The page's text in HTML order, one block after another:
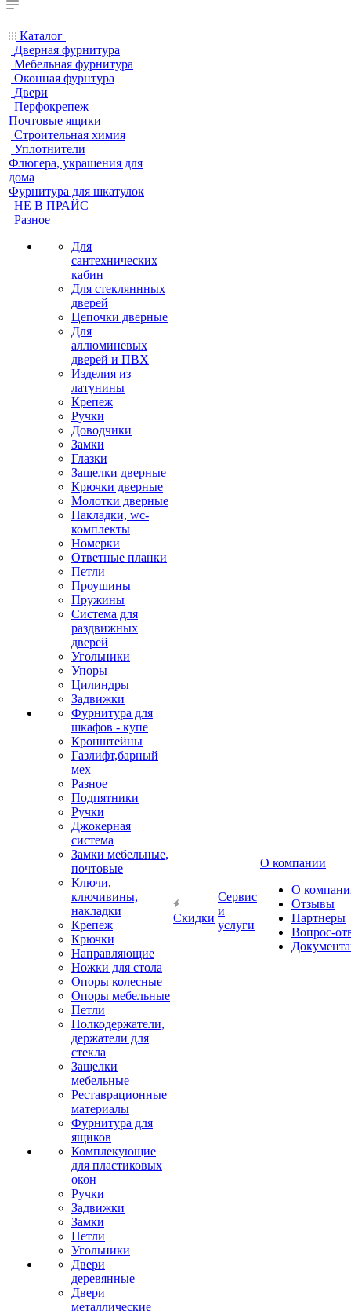
Каталог
Дверная фурнитура
Мебельная фурнитура
Оконная фурнтура
Двери
Перфокрепеж
Почтовые ящики
Строительная химия
Уплотнители
Флюгера, украшения для
дома
Фурнитура для шкатулок
НЕ В ПРАЙС
Разное
Для
сантехнических
кабин
Для стекляннных
дверей
Цепочки дверные
Для
аллюминевых
дверей и ПВХ
Изделия из
латунины
Крепеж
Ручки
Доводчики
Замки
Глазки
Защелки дверные
Крючки дверные
Молотки дверные
Накладки, wc-
комплекты
Номерки
Ответные планки
Петли
Проушины
Пружины
Система для
раздвижных
дверей
Угольники
Упоры
Цилиндры
Задвижки
Фурнитура для
шкафов - купе
Кронштейны
Газлифт,барный
мех
Разное
Подпятники
Ручки
Джокерная
система
Замки мебельные,
почтовые
Ключи,
ключивины,
накладки
Крепеж
Крючки
Направляющие
Ножки для стола
Опоры колесные
Опоры мебельные
Петли
Полкодержатели,
держатели для
стекла
Защелки
мебельные
Реставрационные
материалы
Фурнитура для
ящиков
Комплекующие
для пластиковых
окон
Ручки
Задвижки
Замки
Петли
Угольники
Двери
деревянные
Двери
металлические
Скидки
Сервис
и
услуги
О компании
О
Отзывы
Партнеры
Вопрос-